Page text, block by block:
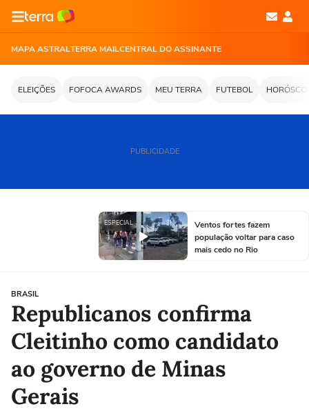
MAPA ASTRALTERRA MAILCENTRAL DO ASSINANTE
ELEIÇÕES FOFOCA AWARDS MEU TERRA FUTEBOL
PUBLICIDADE
ESPECIAL
Ventos fortes fazem
população voltar para caso
mais cedo no Rio
BRASIL
Republicanos confirma
Cleitinho como candidato
ao governo de Minas
Gerais